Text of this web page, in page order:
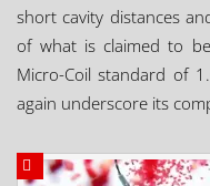
short cavity distances
of what is claimed to
Micro-Coil standard of
again underscore its